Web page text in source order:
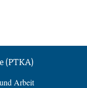
(PTKA)
Arbeit